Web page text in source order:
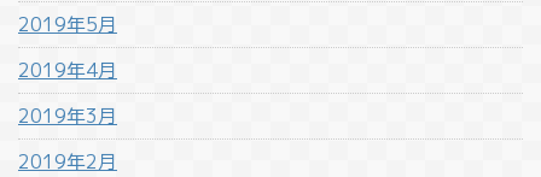
2019年5月
2019年4月
2019年3月
2019年2月